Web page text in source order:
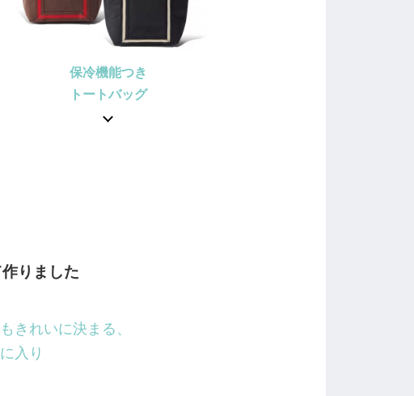
保冷機能つき
トートバッグ
りました
きれいに決まる、
入り